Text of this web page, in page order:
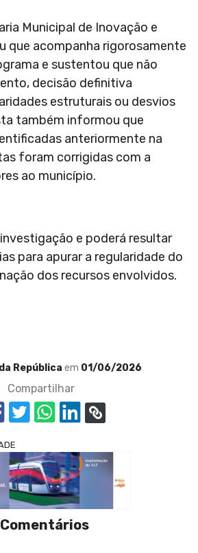
Municipal de Inovação e
que acompanha rigorosamente
e sustentou que não
decisão definitiva
estruturais ou desvios
também informou que
anteriormente na
foram corrigidas com a
ao município.
e poderá resultar
para apurar a regularidade do
dos recursos envolvidos.
República em 01/06/2026
Compartilhar
Comentários